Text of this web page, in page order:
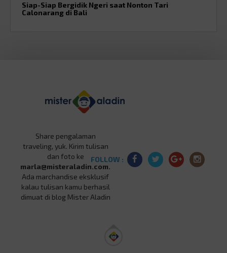
Siap-Siap Bergidik Ngeri saat Nonton Tari
Calonarang di Bali
Share pengalaman
traveling, yuk. Kirim tulisan
dan foto ke
marla@misteraladin.com.
Ada marchandise eksklusif
kalau tulisan kamu berhasil
dimuat di blog Mister Aladin
FOLLOW :